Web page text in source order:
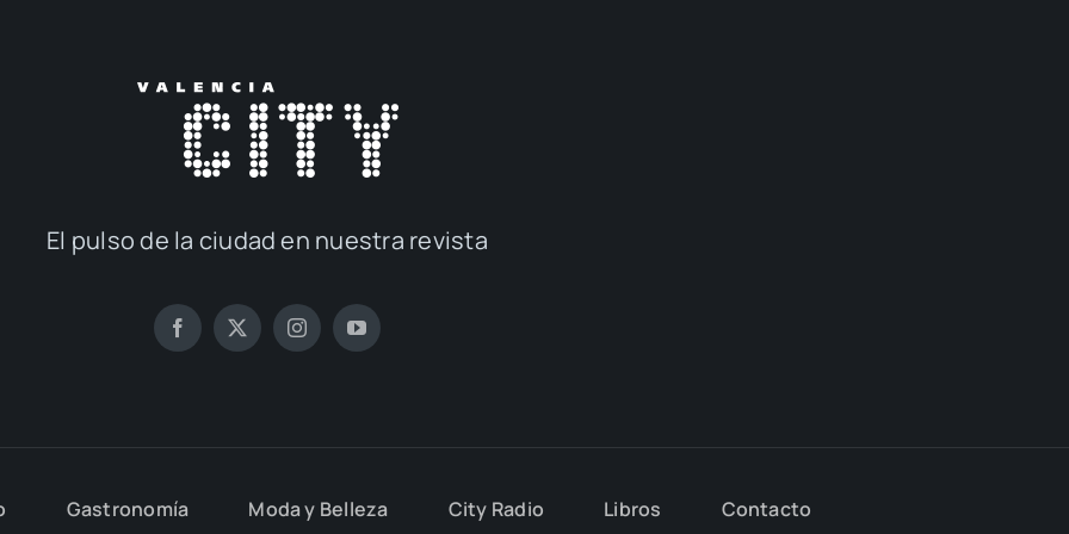
El pul­so de la ciu­dad en nues­tra revis­ta
Gas­tro­no­mía Moda y Belle­za City Radio Libros Con­tac­to